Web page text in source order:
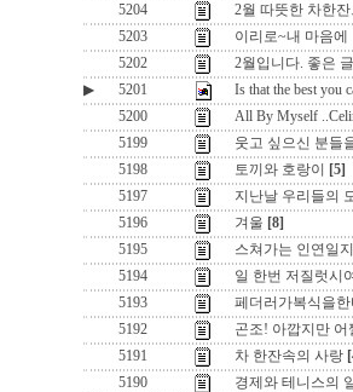
5204
2월 따뜻한 차한
5203
이리로~내 마음에
5202
2월입니다. 좋은
▶
5201
Is that the best you
5200
All By Myself
5199
웃고 싶으신 분들
5198
토끼와 호랑이
[5]
5197
지난날 우리들의
5196
겨울 [8]
5195
스쳐가는 인연일
5194
일 한번 저질럿시
5193
페더러가복식을
5192
곤조! 아깝지만 어
5191
차 한잔속의 사랑
5190
경제와 테니스의